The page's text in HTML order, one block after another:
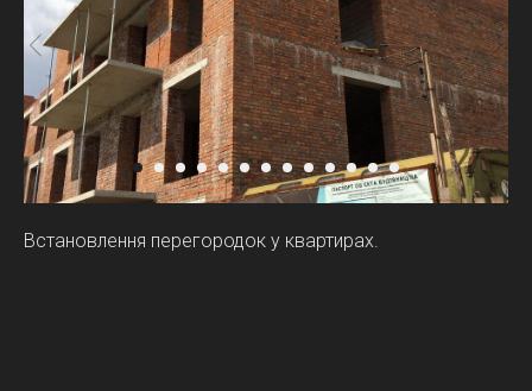
Встановлення перегородок у квартирах.